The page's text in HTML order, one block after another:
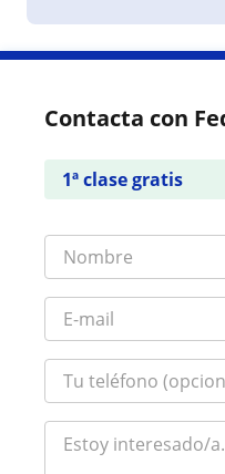
Contacta con
1ª clase gratis